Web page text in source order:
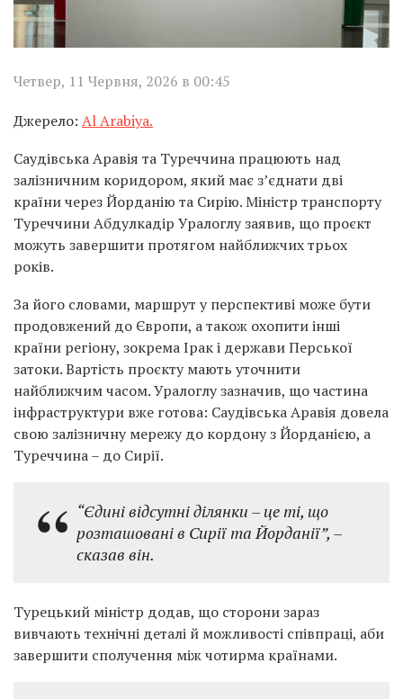
Четвер, 11 Червня, 2026 в 00:45
Джерело: Al Arabiya.
Саудівська Аравія та Туреччина працюють над
залізничним коридором, який має з’єднати дві
країни через Йорданію та Сирію. Міністр транспорту
Туреччини Абдулкадір Уралоглу заявив, що проєкт
можуть завершити протягом найближчих трьох
років.
За його словами, маршрут у перспективі може бути
продовжений до Європи, а також охопити інші
країни регіону, зокрема Ірак і держави Перської
затоки. Вартість проєкту мають уточнити
найближчим часом. Уралоглу зазначив, що частина
інфраструктури вже готова: Саудівська Аравія довела
свою залізничну мережу до кордону з Йорданією, а
Туреччина – до Сирії.
“Єдині відсутні ділянки – це ті, що
розташовані в Сирії та Йорданії”, –
сказав він.
Турецький міністр додав, що сторони зараз
вивчають технічні деталі й можливості співпраці, аби
завершити сполучення між чотирма країнами.